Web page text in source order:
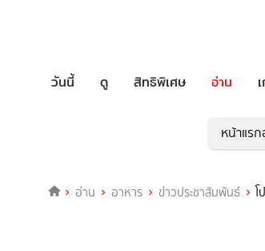
วันนี้ ดู สิทธิพิเศษ อ่าน
หน้าแรก
อ่าน อาหาร ข่าวประชาสัมพันธ์ โ